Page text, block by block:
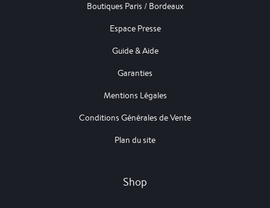
Boutiques Paris / Bordeaux
Espace Presse
Guide & Aide
Garanties
Mentions Légales
Conditions Générales de Vente
Plan du site
Shop